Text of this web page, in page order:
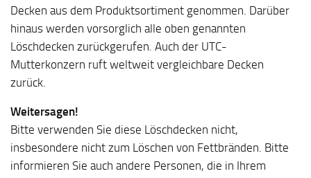
Decken aus dem Produktsortiment genommen. Darüber
hinaus werden vorsorglich alle oben genannten
Löschdecken zurückgerufen. Auch der UTC-
Mutterkonzern ruft weltweit vergleichbare Decken
zurück.
Weitersagen!
Bitte verwenden Sie diese Löschdecken nicht,
insbesondere nicht zum Löschen von Fettbränden. Bitte
informieren Sie auch andere Personen, die in Ihrem